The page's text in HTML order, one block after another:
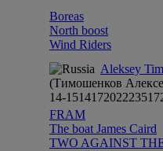
Boreas
North boost
Wind Riders
Aleksey
(Тимошенков
14-151417202223517
FRAM
The boat James Caird
TWO AGAINST